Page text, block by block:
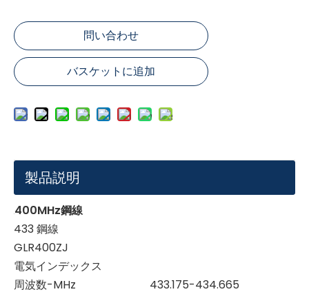
問い合わせ
バスケットに追加
製品説明
400MHz鋼線
433 鋼線
GLR400ZJ
電気インデックス
周波数-MHz
433.175-434.665